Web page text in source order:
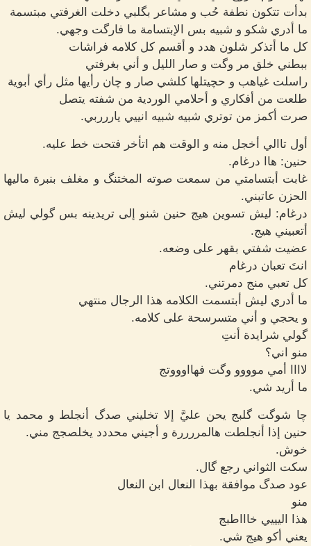
بدأت تتكون نطفة حُب و مشاعر بگلبي دخلت الغرفتي مبتسمة
ما أدري شكو و شبيه بس الإبتسامة ما فارگت وجهي.
كل ما أتذكر شلون هدد و أقسم كل كلامه فراشات
ببطني خلق مر وگت و صار الليل و أني بغرفتي
راسلت غياهب و حچيتلها كلشي صار و چان رأيها مثل رأي أبوية
طلعت من أفكاري و أحلامي الوردية من شفته يتصل
صرت أكمز من توتري شبيه شبيه انييي ياررربي.
أول تاالي أخجل منه و الوقت هم اتأخر فتحت خط عليه.
حنين: هاا درغام.
غابت أبتسامتي من سمعت صوته المختنگ و مغلف بنبرة ماليها
الحزن عاتبني.
درغام: ليش تسوين هيج حنين شنو إلى تريدينه بس گولي ليش
أتعبيني هيج.
عضيت شفتي بقهر على وضعه.
انتَ تعبان درغام
كل تعبي منج دمرتني.
ما أدري ليش أبتسمت الكلامه هذا الرجال منتهي
و يحجي و أني متسرسحة على كلامه.
گولي شرايدة أنتِ
منو اني؟
لاااا أمي موووو وگت فهااوووتج
ما أريد شي.
چا شوگت گلبج يحن عليَّ إلا تخليني صدگ أنجلط و محمد يا
حنين إذا أنجلطت هالمررررة و أجيني محددد يخلصجج مني.
خوش.
سكت الثواني رجع گال.
عود صدگ موافقة بهذا النعال ابن النعال
منو
هذا اليييي خاااطبج
يعني أكو هيج شي.